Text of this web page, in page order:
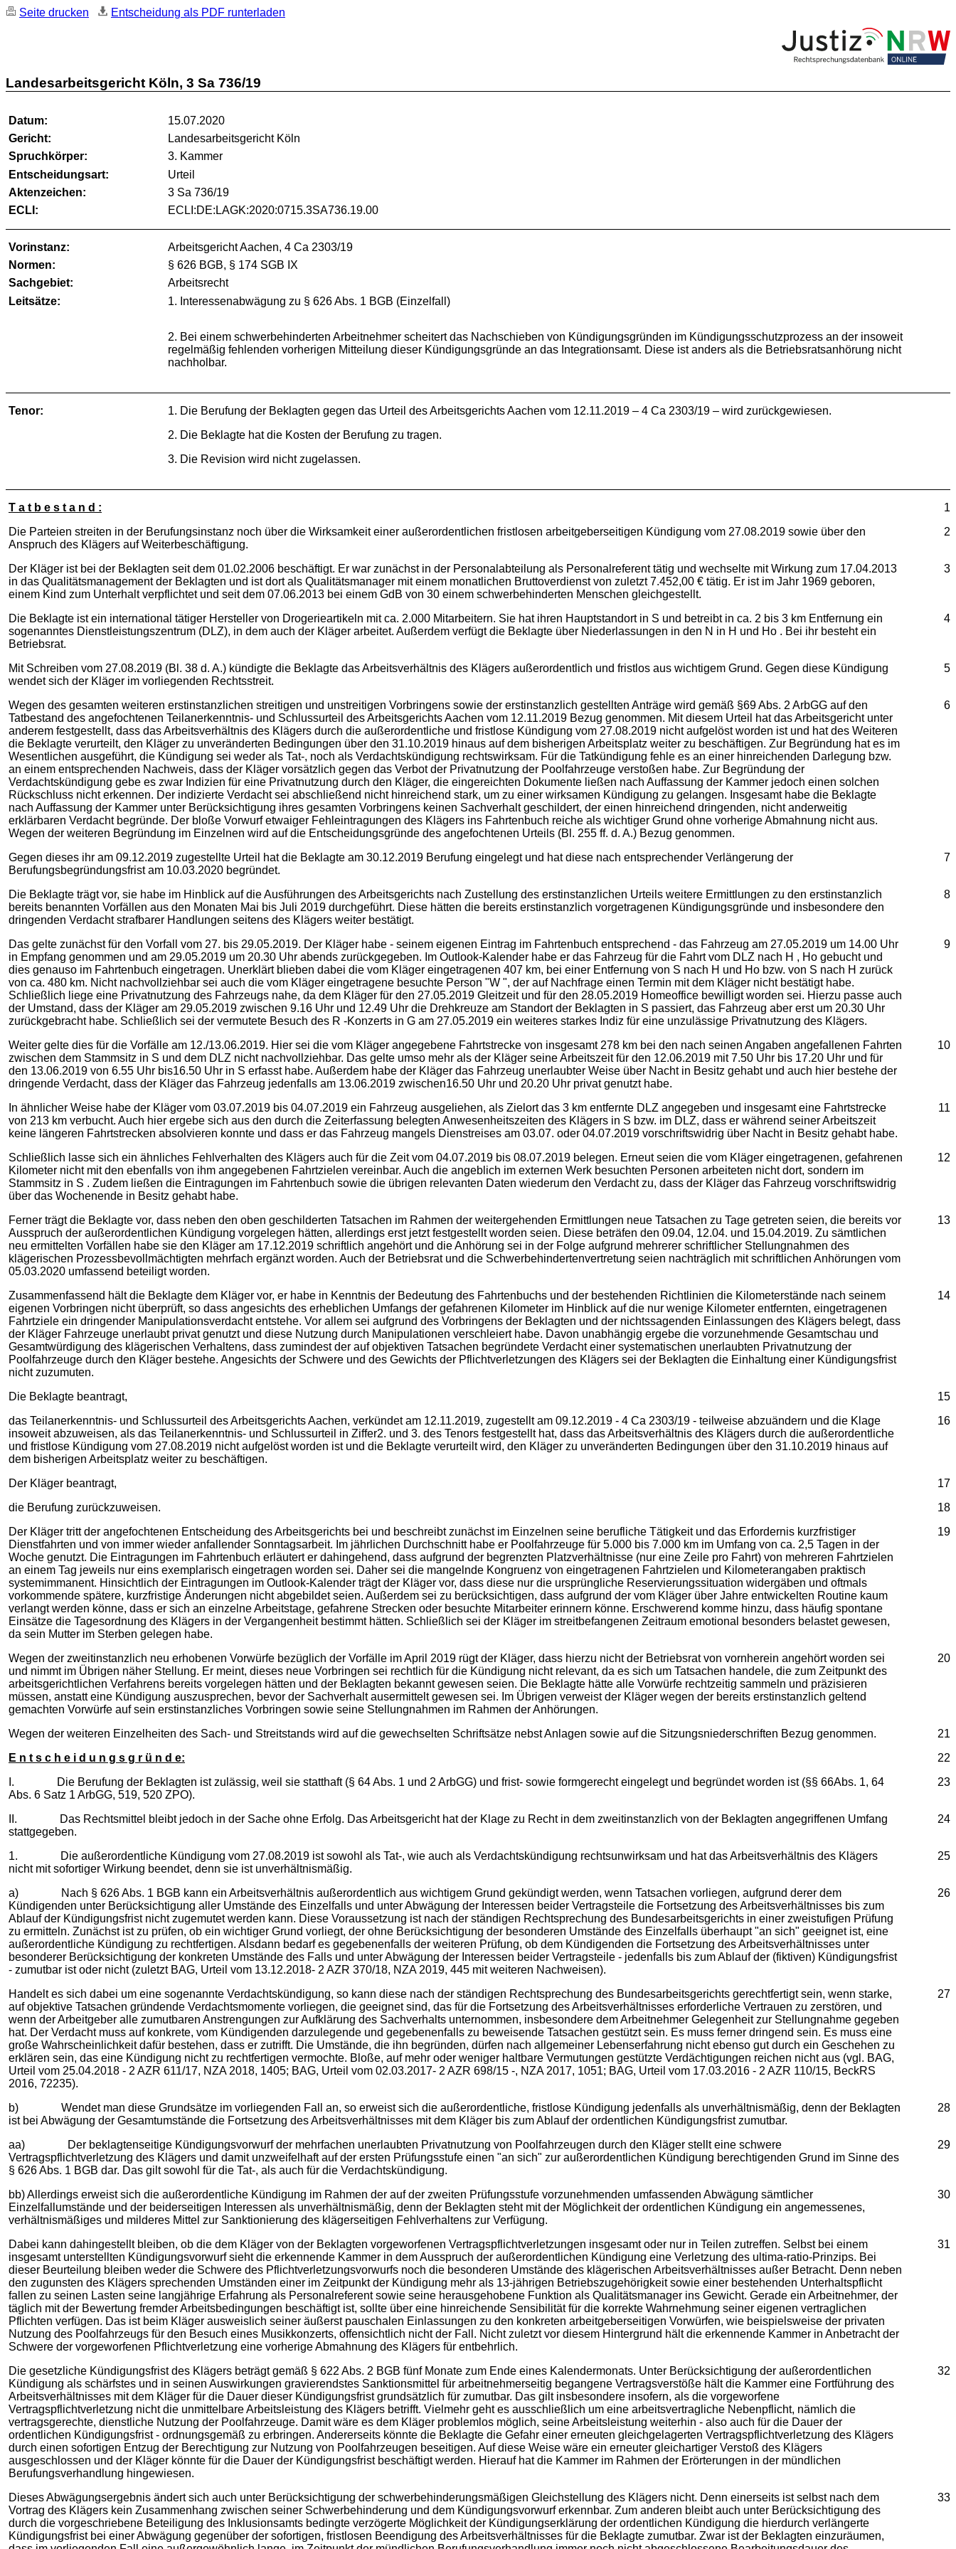
Seite drucken Entscheidung als PDF runterladen
Landesarbeitsgericht Köln, 3 Sa 736/19
Datum:
15.07.2020
Gericht:
Landesarbeitsgericht Köln
Spruchkörper:
3. Kammer
Entscheidungsart:
Urteil
Aktenzeichen:
3 Sa 736/19
ECLI:
ECLI:DE:LAGK:2020:0715.3SA736.19.00
Vorinstanz:
Arbeitsgericht Aachen, 4 Ca 2303/19
Normen:
§ 626 BGB, § 174 SGB IX
Sachgebiet:
Arbeitsrecht
Leitsätze:
1. Interessenabwägung zu § 626 Abs. 1 BGB (Einzelfall)
2. Bei einem schwerbehinderten Arbeitnehmer scheitert das Nachschieben von Kündigungsgründen im Kündigungsschutzprozess an der insoweit
regelmäßig fehlenden vorherigen Mitteilung dieser Kündigungsgründe an das Integrationsamt. Diese ist anders als die Betriebsratsanhörung nicht
nachholbar.
Tenor:
1. Die Berufung der Beklagten gegen das Urteil des Arbeitsgerichts Aachen vom 12.11.2019 – 4 Ca 2303/19 – wird zurückgewiesen.
2. Die Beklagte hat die Kosten der Berufung zu tragen.
3. Die Revision wird nicht zugelassen.
1
T a t b e s t a n d :
2
Die Parteien streiten in der Berufungsinstanz noch über die Wirksamkeit einer außerordentlichen fristlosen arbeitgeberseitigen Kündigung vom 27.08.2019 sowie über den
Anspruch des Klägers auf Weiterbeschäftigung.
3
Der Kläger ist bei der Beklagten seit dem 01.02.2006 beschäftigt. Er war zunächst in der Personalabteilung als Personalreferent tätig und wechselte mit Wirkung zum 17.04.2013
in das Qualitätsmanagement der Beklagten und ist dort als Qualitätsmanager mit einem monatlichen Bruttoverdienst von zuletzt 7.452,00 € tätig. Er ist im Jahr 1969 geboren,
einem Kind zum Unterhalt verpflichtet und seit dem 07.06.2013 bei einem GdB von 30 einem schwerbehinderten Menschen gleichgestellt.
4
Die Beklagte ist ein international tätiger Hersteller von Drogerieartikeln mit ca. 2.000 Mitarbeitern. Sie hat ihren Hauptstandort in S und betreibt in ca. 2 bis 3 km Entfernung ein
sogenanntes Dienstleistungszentrum (DLZ), in dem auch der Kläger arbeitet. Außerdem verfügt die Beklagte über Niederlassungen in den N in H und Ho . Bei ihr besteht ein
Betriebsrat.
5
Mit Schreiben vom 27.08.2019 (Bl. 38 d. A.) kündigte die Beklagte das Arbeitsverhältnis des Klägers außerordentlich und fristlos aus wichtigem Grund. Gegen diese Kündigung
wendet sich der Kläger im vorliegenden Rechtsstreit.
6
Wegen des gesamten weiteren erstinstanzlichen streitigen und unstreitigen Vorbringens sowie der erstinstanzlich gestellten Anträge wird gemäß §69 Abs. 2 ArbGG auf den
Tatbestand des angefochtenen Teilanerkenntnis- und Schlussurteil des Arbeitsgerichts Aachen vom 12.11.2019 Bezug genommen. Mit diesem Urteil hat das Arbeitsgericht unter
anderem festgestellt, dass das Arbeitsverhältnis des Klägers durch die außerordentliche und fristlose Kündigung vom 27.08.2019 nicht aufgelöst worden ist und hat des Weiteren
die Beklagte verurteilt, den Kläger zu unveränderten Bedingungen über den 31.10.2019 hinaus auf dem bisherigen Arbeitsplatz weiter zu beschäftigen. Zur Begründung hat es im
Wesentlichen ausgeführt, die Kündigung sei weder als Tat-, noch als Verdachtskündigung rechtswirksam. Für die Tatkündigung fehle es an einer hinreichenden Darlegung bzw.
an einem entsprechenden Nachweis, dass der Kläger vorsätzlich gegen das Verbot der Privatnutzung der Poolfahrzeuge verstoßen habe. Zur Begründung der
Verdachtskündigung gebe es zwar Indizien für eine Privatnutzung durch den Kläger, die eingereichten Dokumente ließen nach Auffassung der Kammer jedoch einen solchen
Rückschluss nicht erkennen. Der indizierte Verdacht sei abschließend nicht hinreichend stark, um zu einer wirksamen Kündigung zu gelangen. Insgesamt habe die Beklagte
nach Auffassung der Kammer unter Berücksichtigung ihres gesamten Vorbringens keinen Sachverhalt geschildert, der einen hinreichend dringenden, nicht anderweitig
erklärbaren Verdacht begründe. Der bloße Vorwurf etwaiger Fehleintragungen des Klägers ins Fahrtenbuch reiche als wichtiger Grund ohne vorherige Abmahnung nicht aus.
Wegen der weiteren Begründung im Einzelnen wird auf die Entscheidungsgründe des angefochtenen Urteils (Bl. 255 ff. d. A.) Bezug genommen.
7
Gegen dieses ihr am 09.12.2019 zugestellte Urteil hat die Beklagte am 30.12.2019 Berufung eingelegt und hat diese nach entsprechender Verlängerung der
Berufungsbegründungsfrist am 10.03.2020 begründet.
8
Die Beklagte trägt vor, sie habe im Hinblick auf die Ausführungen des Arbeitsgerichts nach Zustellung des erstinstanzlichen Urteils weitere Ermittlungen zu den erstinstanzlich
bereits benannten Vorfällen aus den Monaten Mai bis Juli 2019 durchgeführt. Diese hätten die bereits erstinstanzlich vorgetragenen Kündigungsgründe und insbesondere den
dringenden Verdacht strafbarer Handlungen seitens des Klägers weiter bestätigt.
9
Das gelte zunächst für den Vorfall vom 27. bis 29.05.2019. Der Kläger habe - seinem eigenen Eintrag im Fahrtenbuch entsprechend - das Fahrzeug am 27.05.2019 um 14.00 Uhr
in Empfang genommen und am 29.05.2019 um 20.30 Uhr abends zurückgegeben. Im Outlook-Kalender habe er das Fahrzeug für die Fahrt vom DLZ nach H , Ho gebucht und
dies genauso im Fahrtenbuch eingetragen. Unerklärt blieben dabei die vom Kläger eingetragenen 407 km, bei einer Entfernung von S nach H und Ho bzw. von S nach H zurück
von ca. 480 km. Nicht nachvollziehbar sei auch die vom Kläger eingetragene besuchte Person "W ", der auf Nachfrage einen Termin mit dem Kläger nicht bestätigt habe.
Schließlich liege eine Privatnutzung des Fahrzeugs nahe, da dem Kläger für den 27.05.2019 Gleitzeit und für den 28.05.2019 Homeoffice bewilligt worden sei. Hierzu passe auch
der Umstand, dass der Kläger am 29.05.2019 zwischen 9.16 Uhr und 12.49 Uhr die Drehkreuze am Standort der Beklagten in S passiert, das Fahrzeug aber erst um 20.30 Uhr
zurückgebracht habe. Schließlich sei der vermutete Besuch des R -Konzerts in G am 27.05.2019 ein weiteres starkes Indiz für eine unzulässige Privatnutzung des Klägers.
10
Weiter gelte dies für die Vorfälle am 12./13.06.2019. Hier sei die vom Kläger angegebene Fahrtstrecke von insgesamt 278 km bei den nach seinen Angaben angefallenen Fahrten
zwischen dem Stammsitz in S und dem DLZ nicht nachvollziehbar. Das gelte umso mehr als der Kläger seine Arbeitszeit für den 12.06.2019 mit 7.50 Uhr bis 17.20 Uhr und für
den 13.06.2019 von 6.55 Uhr bis16.50 Uhr in S erfasst habe. Außerdem habe der Kläger das Fahrzeug unerlaubter Weise über Nacht in Besitz gehabt und auch hier bestehe der
dringende Verdacht, dass der Kläger das Fahrzeug jedenfalls am 13.06.2019 zwischen16.50 Uhr und 20.20 Uhr privat genutzt habe.
11
In ähnlicher Weise habe der Kläger vom 03.07.2019 bis 04.07.2019 ein Fahrzeug ausgeliehen, als Zielort das 3 km entfernte DLZ angegeben und insgesamt eine Fahrtstrecke
von 213 km verbucht. Auch hier ergebe sich aus den durch die Zeiterfassung belegten Anwesenheitszeiten des Klägers in S bzw. im DLZ, dass er während seiner Arbeitszeit
keine längeren Fahrtstrecken absolvieren konnte und dass er das Fahrzeug mangels Dienstreises am 03.07. oder 04.07.2019 vorschriftswidrig über Nacht in Besitz gehabt habe.
12
Schließlich lasse sich ein ähnliches Fehlverhalten des Klägers auch für die Zeit vom 04.07.2019 bis 08.07.2019 belegen. Erneut seien die vom Kläger eingetragenen, gefahrenen
Kilometer nicht mit den ebenfalls von ihm angegebenen Fahrtzielen vereinbar. Auch die angeblich im externen Werk besuchten Personen arbeiteten nicht dort, sondern im
Stammsitz in S . Zudem ließen die Eintragungen im Fahrtenbuch sowie die übrigen relevanten Daten wiederum den Verdacht zu, dass der Kläger das Fahrzeug vorschriftswidrig
über das Wochenende in Besitz gehabt habe.
13
Ferner trägt die Beklagte vor, dass neben den oben geschilderten Tatsachen im Rahmen der weitergehenden Ermittlungen neue Tatsachen zu Tage getreten seien, die bereits vor
Ausspruch der außerordentlichen Kündigung vorgelegen hätten, allerdings erst jetzt festgestellt worden seien. Diese beträfen den 09.04, 12.04. und 15.04.2019. Zu sämtlichen
neu ermittelten Vorfällen habe sie den Kläger am 17.12.2019 schriftlich angehört und die Anhörung sei in der Folge aufgrund mehrerer schriftlicher Stellungnahmen des
klägerischen Prozessbevollmächtigten mehrfach ergänzt worden. Auch der Betriebsrat und die Schwerbehindertenvertretung seien nachträglich mit schriftlichen Anhörungen vom
05.03.2020 umfassend beteiligt worden.
14
Zusammenfassend hält die Beklagte dem Kläger vor, er habe in Kenntnis der Bedeutung des Fahrtenbuchs und der bestehenden Richtlinien die Kilometerstände nach seinem
eigenen Vorbringen nicht überprüft, so dass angesichts des erheblichen Umfangs der gefahrenen Kilometer im Hinblick auf die nur wenige Kilometer entfernten, eingetragenen
Fahrtziele ein dringender Manipulationsverdacht entstehe. Vor allem sei aufgrund des Vorbringens der Beklagten und der nichtssagenden Einlassungen des Klägers belegt, dass
der Kläger Fahrzeuge unerlaubt privat genutzt und diese Nutzung durch Manipulationen verschleiert habe. Davon unabhängig ergebe die vorzunehmende Gesamtschau und
Gesamtwürdigung des klägerischen Verhaltens, dass zumindest der auf objektiven Tatsachen begründete Verdacht einer systematischen unerlaubten Privatnutzung der
Poolfahrzeuge durch den Kläger bestehe. Angesichts der Schwere und des Gewichts der Pflichtverletzungen des Klägers sei der Beklagten die Einhaltung einer Kündigungsfrist
nicht zuzumuten.
15
Die Beklagte beantragt,
16
das Teilanerkenntnis- und Schlussurteil des Arbeitsgerichts Aachen, verkündet am 12.11.2019, zugestellt am 09.12.2019 - 4 Ca 2303/19 - teilweise abzuändern und die Klage
insoweit abzuweisen, als das Teilanerkenntnis- und Schlussurteil in Ziffer2. und 3. des Tenors festgestellt hat, dass das Arbeitsverhältnis des Klägers durch die außerordentliche
und fristlose Kündigung vom 27.08.2019 nicht aufgelöst worden ist und die Beklagte verurteilt wird, den Kläger zu unveränderten Bedingungen über den 31.10.2019 hinaus auf
dem bisherigen Arbeitsplatz weiter zu beschäftigen.
17
Der Kläger beantragt,
18
die Berufung zurückzuweisen.
19
Der Kläger tritt der angefochtenen Entscheidung des Arbeitsgerichts bei und beschreibt zunächst im Einzelnen seine berufliche Tätigkeit und das Erfordernis kurzfristiger
Dienstfahrten und von immer wieder anfallender Sonntagsarbeit. Im jährlichen Durchschnitt habe er Poolfahrzeuge für 5.000 bis 7.000 km im Umfang von ca. 2,5 Tagen in der
Woche genutzt. Die Eintragungen im Fahrtenbuch erläutert er dahingehend, dass aufgrund der begrenzten Platzverhältnisse (nur eine Zeile pro Fahrt) von mehreren Fahrtzielen
an einem Tag jeweils nur eins exemplarisch eingetragen worden sei. Daher sei die mangelnde Kongruenz von eingetragenen Fahrtzielen und Kilometerangaben praktisch
systemimmanent. Hinsichtlich der Eintragungen im Outlook-Kalender trägt der Kläger vor, dass diese nur die ursprüngliche Reservierungssituation widergäben und oftmals
vorkommende spätere, kurzfristige Änderungen nicht abgebildet seien. Außerdem sei zu berücksichtigen, dass aufgrund der vom Kläger über Jahre entwickelten Routine kaum
verlangt werden könne, dass er sich an einzelne Arbeitstage, gefahrene Strecken oder besuchte Mitarbeiter erinnern könne. Erschwerend komme hinzu, dass häufig spontane
Einsätze die Tagesordnung des Klägers in der Vergangenheit bestimmt hätten. Schließlich sei der Kläger im streitbefangenen Zeitraum emotional besonders belastet gewesen,
da sein Mutter im Sterben gelegen habe.
20
Wegen der zweitinstanzlich neu erhobenen Vorwürfe bezüglich der Vorfälle im April 2019 rügt der Kläger, dass hierzu nicht der Betriebsrat von vornherein angehört worden sei
und nimmt im Übrigen näher Stellung. Er meint, dieses neue Vorbringen sei rechtlich für die Kündigung nicht relevant, da es sich um Tatsachen handele, die zum Zeitpunkt des
arbeitsgerichtlichen Verfahrens bereits vorgelegen hätten und der Beklagten bekannt gewesen seien. Die Beklagte hätte alle Vorwürfe rechtzeitig sammeln und präzisieren
müssen, anstatt eine Kündigung auszusprechen, bevor der Sachverhalt ausermittelt gewesen sei. Im Übrigen verweist der Kläger wegen der bereits erstinstanzlich geltend
gemachten Vorwürfe auf sein erstinstanzliches Vorbringen sowie seine Stellungnahmen im Rahmen der Anhörungen.
21
Wegen der weiteren Einzelheiten des Sach- und Streitstands wird auf die gewechselten Schriftsätze nebst Anlagen sowie auf die Sitzungsniederschriften Bezug genommen.
22
E n t s c h e i d u n g s g r ü n d e:
23
I. Die Berufung der Beklagten ist zulässig, weil sie statthaft (§ 64 Abs. 1 und 2 ArbGG) und frist- sowie formgerecht eingelegt und begründet worden ist (§§ 66Abs. 1, 64
Abs. 6 Satz 1 ArbGG, 519, 520 ZPO).
24
II. Das Rechtsmittel bleibt jedoch in der Sache ohne Erfolg. Das Arbeitsgericht hat der Klage zu Recht in dem zweitinstanzlich von der Beklagten angegriffenen Umfang
stattgegeben.
25
1. Die außerordentliche Kündigung vom 27.08.2019 ist sowohl als Tat-, wie auch als Verdachtskündigung rechtsunwirksam und hat das Arbeitsverhältnis des Klägers
nicht mit sofortiger Wirkung beendet, denn sie ist unverhältnismäßig.
26
a) Nach § 626 Abs. 1 BGB kann ein Arbeitsverhältnis außerordentlich aus wichtigem Grund gekündigt werden, wenn Tatsachen vorliegen, aufgrund derer dem
Kündigenden unter Berücksichtigung aller Umstände des Einzelfalls und unter Abwägung der Interessen beider Vertragsteile die Fortsetzung des Arbeitsverhältnisses bis zum
Ablauf der Kündigungsfrist nicht zugemutet werden kann. Diese Voraussetzung ist nach der ständigen Rechtsprechung des Bundesarbeitsgerichts in einer zweistufigen Prüfung
zu ermitteln. Zunächst ist zu prüfen, ob ein wichtiger Grund vorliegt, der ohne Berücksichtigung der besonderen Umstände des Einzelfalls überhaupt "an sich" geeignet ist, eine
außerordentliche Kündigung zu rechtfertigen. Alsdann bedarf es gegebenenfalls der weiteren Prüfung, ob dem Kündigenden die Fortsetzung des Arbeitsverhältnisses unter
besonderer Berücksichtigung der konkreten Umstände des Falls und unter Abwägung der Interessen beider Vertragsteile - jedenfalls bis zum Ablauf der (fiktiven) Kündigungsfrist
- zumutbar ist oder nicht (zuletzt BAG, Urteil vom 13.12.2018- 2 AZR 370/18, NZA 2019, 445 mit weiteren Nachweisen).
27
Handelt es sich dabei um eine sogenannte Verdachtskündigung, so kann diese nach der ständigen Rechtsprechung des Bundesarbeitsgerichts gerechtfertigt sein, wenn starke,
auf objektive Tatsachen gründende Verdachtsmomente vorliegen, die geeignet sind, das für die Fortsetzung des Arbeitsverhältnisses erforderliche Vertrauen zu zerstören, und
wenn der Arbeitgeber alle zumutbaren Anstrengungen zur Aufklärung des Sachverhalts unternommen, insbesondere dem Arbeitnehmer Gelegenheit zur Stellungnahme gegeben
hat. Der Verdacht muss auf konkrete, vom Kündigenden darzulegende und gegebenenfalls zu beweisende Tatsachen gestützt sein. Es muss ferner dringend sein. Es muss eine
große Wahrscheinlichkeit dafür bestehen, dass er zutrifft. Die Umstände, die ihn begründen, dürfen nach allgemeiner Lebenserfahrung nicht ebenso gut durch ein Geschehen zu
erklären sein, das eine Kündigung nicht zu rechtfertigen vermochte. Bloße, auf mehr oder weniger haltbare Vermutungen gestützte Verdächtigungen reichen nicht aus (vgl. BAG,
Urteil vom 25.04.2018 - 2 AZR 611/17, NZA 2018, 1405; BAG, Urteil vom 02.03.2017- 2 AZR 698/15 -, NZA 2017, 1051; BAG, Urteil vom 17.03.2016 - 2 AZR 110/15, BeckRS
2016, 72235).
28
b) Wendet man diese Grundsätze im vorliegenden Fall an, so erweist sich die außerordentliche, fristlose Kündigung jedenfalls als unverhältnismäßig, denn der Beklagten
ist bei Abwägung der Gesamtumstände die Fortsetzung des Arbeitsverhältnisses mit dem Kläger bis zum Ablauf der ordentlichen Kündigungsfrist zumutbar.
29
aa) Der beklagtenseitige Kündigungsvorwurf der mehrfachen unerlaubten Privatnutzung von Poolfahrzeugen durch den Kläger stellt eine schwere
Vertragspflichtverletzung des Klägers und damit unzweifelhaft auf der ersten Prüfungsstufe einen "an sich" zur außerordentlichen Kündigung berechtigenden Grund im Sinne des
§ 626 Abs. 1 BGB dar. Das gilt sowohl für die Tat-, als auch für die Verdachtskündigung.
30
bb) Allerdings erweist sich die außerordentliche Kündigung im Rahmen der auf der zweiten Prüfungsstufe vorzunehmenden umfassenden Abwägung sämtlicher
Einzelfallumstände und der beiderseitigen Interessen als unverhältnismäßig, denn der Beklagten steht mit der Möglichkeit der ordentlichen Kündigung ein angemessenes,
verhältnismäßiges und milderes Mittel zur Sanktionierung des klägerseitigen Fehlverhaltens zur Verfügung.
31
Dabei kann dahingestellt bleiben, ob die dem Kläger von der Beklagten vorgeworfenen Vertragspflichtverletzungen insgesamt oder nur in Teilen zutreffen. Selbst bei einem
insgesamt unterstellten Kündigungsvorwurf sieht die erkennende Kammer in dem Ausspruch der außerordentlichen Kündigung eine Verletzung des ultima-ratio-Prinzips. Bei
dieser Beurteilung bleiben weder die Schwere des Pflichtverletzungsvorwurfs noch die besonderen Umstände des klägerischen Arbeitsverhältnisses außer Betracht. Denn neben
den zugunsten des Klägers sprechenden Umständen einer im Zeitpunkt der Kündigung mehr als 13-jährigen Betriebszugehörigkeit sowie einer bestehenden Unterhaltspflicht
fallen zu seinen Lasten seine langjährige Erfahrung als Personalreferent sowie seine herausgehobene Funktion als Qualitätsmanager ins Gewicht. Gerade ein Arbeitnehmer, der
täglich mit der Bewertung fremder Arbeitsbedingungen beschäftigt ist, sollte über eine hinreichende Sensibilität für die korrekte Wahrnehmung seiner eigenen vertraglichen
Pflichten verfügen. Das ist beim Kläger ausweislich seiner äußerst pauschalen Einlassungen zu den konkreten arbeitgeberseitigen Vorwürfen, wie beispielsweise der privaten
Nutzung des Poolfahrzeugs für den Besuch eines Musikkonzerts, offensichtlich nicht der Fall. Nicht zuletzt vor diesem Hintergrund hält die erkennende Kammer in Anbetracht der
Schwere der vorgeworfenen Pflichtverletzung eine vorherige Abmahnung des Klägers für entbehrlich.
32
Die gesetzliche Kündigungsfrist des Klägers beträgt gemäß § 622 Abs. 2 BGB fünf Monate zum Ende eines Kalendermonats. Unter Berücksichtigung der außerordentlichen
Kündigung als schärfstes und in seinen Auswirkungen gravierendstes Sanktionsmittel für arbeitnehmerseitig begangene Vertragsverstöße hält die Kammer eine Fortführung des
Arbeitsverhältnisses mit dem Kläger für die Dauer dieser Kündigungsfrist grundsätzlich für zumutbar. Das gilt insbesondere insofern, als die vorgeworfene
Vertragspflichtverletzung nicht die unmittelbare Arbeitsleistung des Klägers betrifft. Vielmehr geht es ausschließlich um eine arbeitsvertragliche Nebenpflicht, nämlich die
vertragsgerechte, dienstliche Nutzung der Poolfahrzeuge. Damit wäre es dem Kläger problemlos möglich, seine Arbeitsleistung weiterhin - also auch für die Dauer der
ordentlichen Kündigungsfrist - ordnungsgemäß zu erbringen. Andererseits könnte die Beklagte die Gefahr einer erneuten gleichgelagerten Vertragspflichtverletzung des Klägers
durch einen sofortigen Entzug der Berechtigung zur Nutzung von Poolfahrzeugen beseitigen. Auf diese Weise wäre ein erneuter gleichartiger Verstoß des Klägers
ausgeschlossen und der Kläger könnte für die Dauer der Kündigungsfrist beschäftigt werden. Hierauf hat die Kammer im Rahmen der Erörterungen in der mündlichen
Berufungsverhandlung hingewiesen.
33
Dieses Abwägungsergebnis ändert sich auch unter Berücksichtigung der schwerbehinderungsmäßigen Gleichstellung des Klägers nicht. Denn einerseits ist selbst nach dem
Vortrag des Klägers kein Zusammenhang zwischen seiner Schwerbehinderung und dem Kündigungsvorwurf erkennbar. Zum anderen bleibt auch unter Berücksichtigung des
durch die vorgeschriebene Beteiligung des Inklusionsamts bedingte verzögerte Möglichkeit der Kündigungserklärung der ordentlichen Kündigung die hierdurch verlängerte
Kündigungsfrist bei einer Abwägung gegenüber der sofortigen, fristlosen Beendigung des Arbeitsverhältnisses für die Beklagte zumutbar. Zwar ist der Beklagten einzuräumen,